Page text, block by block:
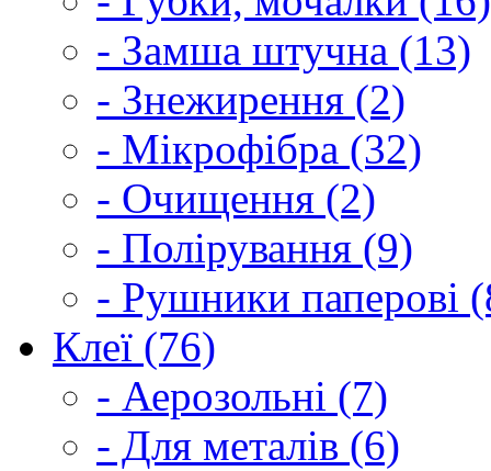
- Замша штучна (13)
- Знежирення (2)
- Мікрофібра (32)
- Очищення (2)
- Полірування (9)
- Рушники паперові
Клеї (76)
- Аерозольні (7)
- Для металів (6)